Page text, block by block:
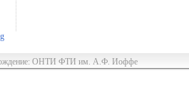
ОНТИ ФТИ им. А.Ф. Иоффе